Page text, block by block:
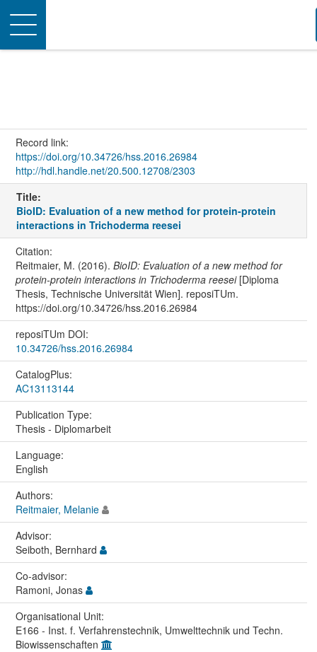
Toggle
navigation
Record link:
https://doi.org/10.34726/hss.2016.26984
http://hdl.handle.net/20.500.12708/2303
Title:
BioID: Evaluation of a new method for protein-protein
interactions in Trichoderma reesei
Citation:
Reitmaier, M. (2016). BioID: Evaluation of a new method for
protein-protein interactions in Trichoderma reesei[Diploma
Thesis, Technische Universität Wien]. reposiTUm.
https://doi.org/10.34726/hss.2016.26984
reposiTUm DOI:
10.34726/hss.2016.26984
CatalogPlus:
AC13113144
Publication Type:
Thesis - Diplomarbeit
Language:
English
Authors:
Reitmaier, Melanie
Advisor:
Seiboth, Bernhard
Co-advisor:
Ramoni, Jonas
Organisational Unit:
E166 - Inst. f. Verfahrenstechnik, Umwelttechnik und Techn.
Biowissenschaften